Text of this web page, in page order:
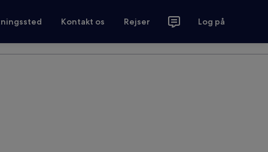
Kontakt os Rejser Log på